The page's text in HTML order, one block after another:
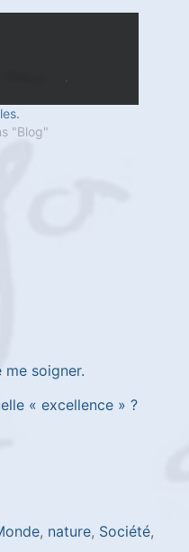
"Blog"
soigner.
« excellence » ?
, nature, Société,